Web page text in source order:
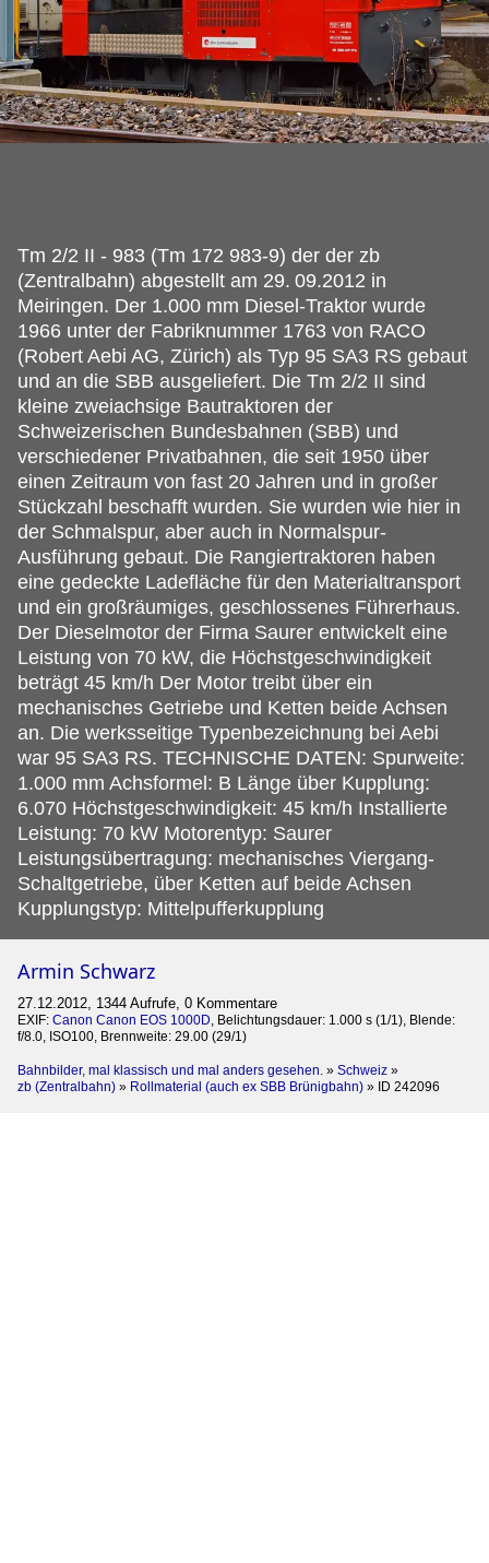
Tm 2/2 II - 983 (Tm 172 983-9) der der zb
(Zentralbahn) abgestellt am 29. 09.2012 in
Meiringen. Der 1.000 mm Diesel-Traktor wurde
1966 unter der Fabriknummer 1763 von RACO
(Robert Aebi AG, Zürich) als Typ 95 SA3 RS gebaut
und an die SBB ausgeliefert. Die Tm 2/2 II sind
kleine zweiachsige Bautraktoren der
Schweizerischen Bundesbahnen (SBB) und
verschiedener Privatbahnen, die seit 1950 über
einen Zeitraum von fast 20 Jahren und in großer
Stückzahl beschafft wurden. Sie wurden wie hier in
der Schmalspur, aber auch in Normalspur-
Ausführung gebaut. Die Rangiertraktoren haben
eine gedeckte Ladefläche für den Materialtransport
und ein großräumiges, geschlossenes Führerhaus.
Der Dieselmotor der Firma Saurer entwickelt eine
Leistung von 70 kW, die Höchstgeschwindigkeit
beträgt 45 km/h Der Motor treibt über ein
mechanisches Getriebe und Ketten beide Achsen
an. Die werksseitige Typenbezeichnung bei Aebi
war 95 SA3 RS. TECHNISCHE DATEN: Spurweite:
1.000 mm Achsformel: B Länge über Kupplung:
6.070 Höchstgeschwindigkeit: 45 km/h Installierte
Leistung: 70 kW Motorentyp: Saurer
Leistungsübertragung: mechanisches Viergang-
Schaltgetriebe, über Ketten auf beide Achsen
Kupplungstyp: Mittelpufferkupplung
Armin Schwarz
27.12.2012, 1344 Aufrufe, 0 Kommentare
EXIF: Canon Canon EOS 1000D , Belichtungsdauer: 1.000 s (1/1), Blende:
f/8.0, ISO100, Brennweite: 29.00 (29/1)
Bahnbilder, mal klassisch und mal anders gesehen. » Schweiz »
zb (Zentralbahn) » Rollmaterial (auch ex SBB Brünigbahn) » ID 242096